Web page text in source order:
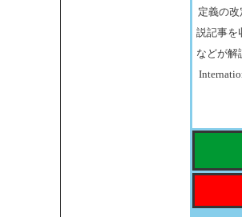
定義の
説記事を
などが解